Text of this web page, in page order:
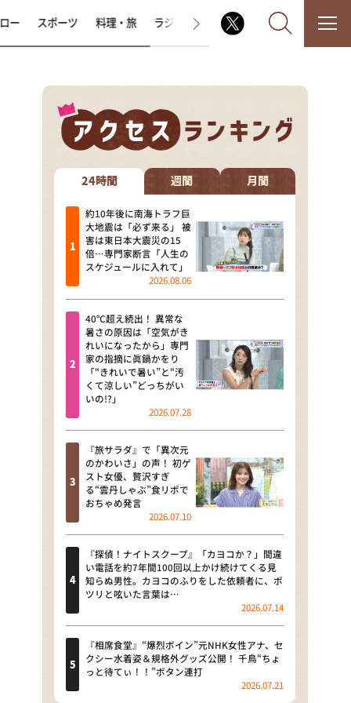
なるみ・岡村の過ぎるTV
相席食堂
これ余談なんですけど・・・
～人生密着トークバラエティ！
～ やすとものいたって真剣です
探偵！ナイトスクープ
news おかえり
河合＆A.B.C-Z塚田×福井アナ
「なんでやねん！？」（news お
かえり）
DAIGOも台所 ～きょうの献立 何
にする？～
本日はダイアンなり！シーズン２
朝だ！生です旅サラダ
教えて！ニュースライブ 正義の
ミカタ
ＬＩＦＥ～夢のカタチ～
新婚さんいらっしゃい！
ポツンと一軒家
ザキ山小屋本館
ー スポーツ 料理・旅 ラジオ番組 その他
24時間 週間 月間
約10年後に南海トラフ巨
大地震は「必ず来る」 被
害は東日本大震災の15
倍…専門家断言「人生の
スケジュールに入れて」
2026.08.06
40℃超え続出！ 異常な
暑さの原因は「空気がき
れいになったから」専門
家の指摘に眞鍋かをり
「“きれいで暑い”と“汚
くて涼しい”どっちがい
いの!?」
2026.07.28
『旅サラダ』で「異次元
のかわいさ」の声！ 初ゲ
スト女優、贅沢すぎ
る“雲丹しゃぶ”食リポで
おちゃめ発言
2026.07.10
『探偵！ナイトスクープ』「カヨコか？」間違
い電話を約7年間100回以上かけ続けてくる見
知らぬ男性。カヨコのふりをした依頼者に、ポ
ツリと呟いた言葉は…
2026.07.14
『相席食堂』“爆烈ボイン”元NHK女性アナ、セ
クシー水着姿＆規格外グッズ公開！ 千鳥“ちょ
っと待てぃ！！”ボタン連打
2026.07.21